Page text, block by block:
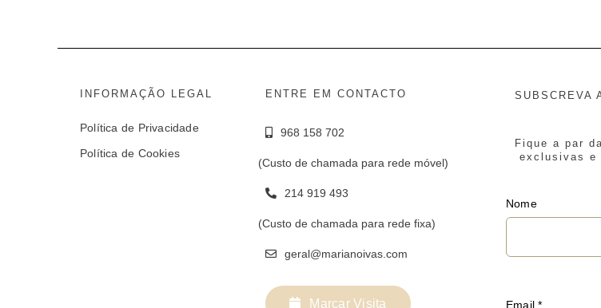
INFORMAÇÃO LEGAL
Política de Privacidade
Política de Cookies
ENTRE EM CONTACTO
968 158 702
(Custo de chamada para rede móvel)
214 919 493
(Custo de chamada para rede fixa)
geral@marianoivas.com
Marcar Visita
SUBSCREVA
Fique a par
exclusivas e
Nome
Email*